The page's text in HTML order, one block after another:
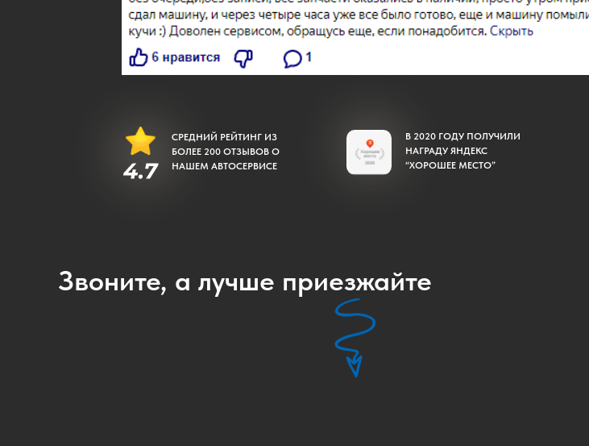
В 2020 ГОДУ ПОЛУЧИЛИ
НАГРАДУ ЯНДЕКС
“ХОРОШЕЕ МЕСТО”
СРЕДНИЙ РЕЙТИНГ ИЗ
БОЛЕЕ 200 ОТЗЫВОВ О
НАШЕМ АВТОСЕРВИСЕ
Звоните, а лучше приезжайте